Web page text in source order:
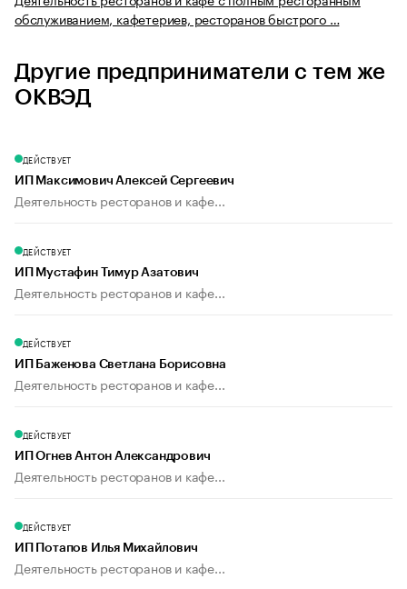
обслуживанием, кафетериев, ресторанов быстрого …
Другие предприниматели с тем же
ОКВЭД
ДЕЙСТВУЕТ
ИП Максимович Алексей Сергеевич
Деятельность ресторанов и кафе...
ДЕЙСТВУЕТ
ИП Мустафин Тимур Азатович
Деятельность ресторанов и кафе...
ДЕЙСТВУЕТ
ИП Баженова Светлана Борисовна
Деятельность ресторанов и кафе...
ДЕЙСТВУЕТ
ИП Огнев Антон Александрович
Деятельность ресторанов и кафе...
ДЕЙСТВУЕТ
ИП Потапов Илья Михайлович
Деятельность ресторанов и кафе...